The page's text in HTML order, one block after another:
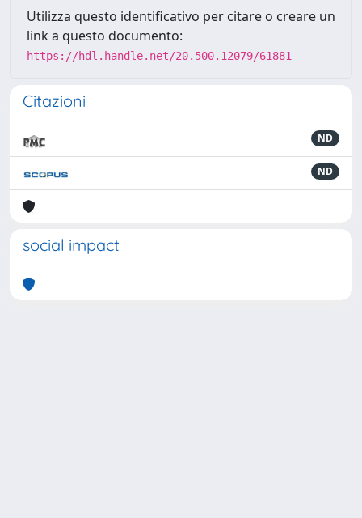
Utilizza questo identificativo per citare o creare un
link a questo documento:
https://hdl.handle.net/20.500.12079/61881
Citazioni
ND
ND
social impact